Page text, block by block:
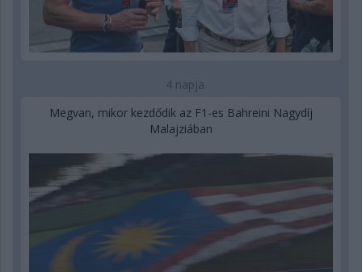
4 napja
Megvan, mikor kezdődik az F1-es Bahreini Nagydíj
Malajziában